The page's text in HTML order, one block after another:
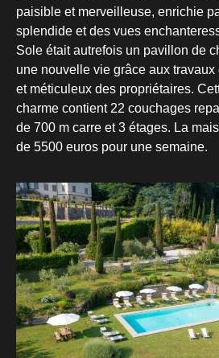
paisible et merveilleuse, enrichie
splendide et des vues
Sole était autrefois un pavillon de
une nouvelle vie grâce aux
et méticuleux des propriétaires.
charme contient 22 couchages
de 700 m carre et 3 étages. La
de 5500 euros pour une semaine.